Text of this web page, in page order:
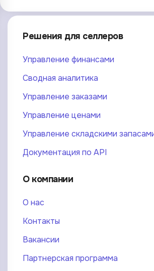
Решения для селлеров
Управление финансами
Сводная аналитика
Управление заказами
Управление ценами
Управление складскими
Документация по API
О компании
О нас
Контакты
Вакансии
Партнерская программа